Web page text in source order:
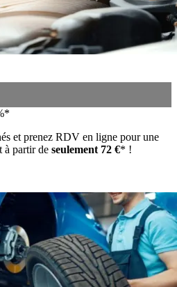
et prenez RDV en ligne pour une
à partir de seulement 72 €* !